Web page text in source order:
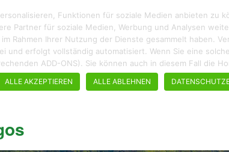
ROADTRIPS WANDERN STÄDTEBUMMEL
Funktionen für soziale Medien anbieten zu
Partner für soziale Medien, Werbung und Analysen
Rahmen Ihrer Nutzung der Dienste gesammelt haben.
erfolgt vollständig automatisiert. Wenn Sie eine
ADD-ONS). Sie können auch in diesem Fall die
ALLE AKZEPTIEREN ALLE ABLEHNEN